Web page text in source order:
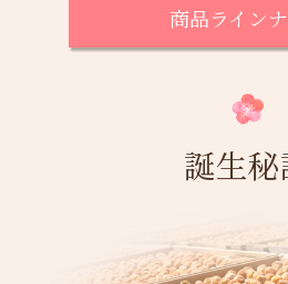
閉じる
商品ライン
誕生秘